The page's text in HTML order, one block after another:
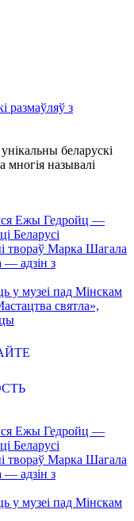
размаўляў з
беларускі
многія называлі
Ежы Гедройц —
Беларусі
твораў Марка Шагала
— адзін з
у музеі пад Мінскам
святла»,
Ежы Гедройц —
Беларусі
твораў Марка Шагала
— адзін з
у музеі пад Мінскам